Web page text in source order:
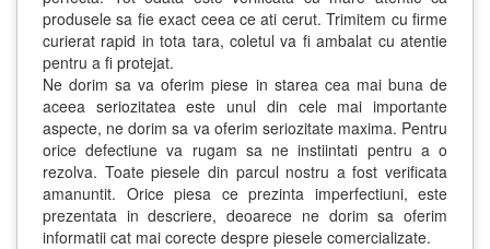
produsele sa fie exact ceea ce ati cerut. Trimitem cu firme
curierat rapid in tota tara, coletul va fi ambalat cu atentie
pentru a fi protejat.
Ne dorim sa va oferim piese in starea cea mai buna de
aceea seriozitatea este unul din cele mai importante
aspecte, ne dorim sa va oferim seriozitate maxima. Pentru
orice defectiune va rugam sa ne instiintati pentru a o
rezolva. Toate piesele din parcul nostru a fost verificata
amanuntit. Orice piesa ce prezinta imperfectiuni, este
prezentata in descriere, deoarece ne dorim sa oferim
informatii cat mai corecte despre piesele comercializate.